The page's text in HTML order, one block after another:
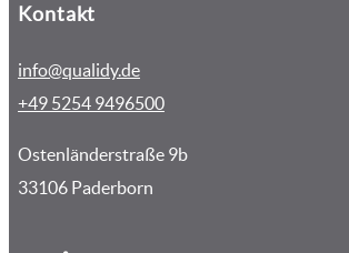
Kontakt
info@qualidy.de
+49 5254 9496500‬
Ostenländerstraße 9b
33106 Paderborn